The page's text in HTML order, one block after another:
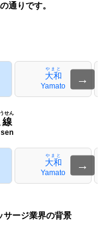
通りです。
大和
やまと
Yamato
→
せん
大和
やまと
Yamato
→
サージ業界の背景